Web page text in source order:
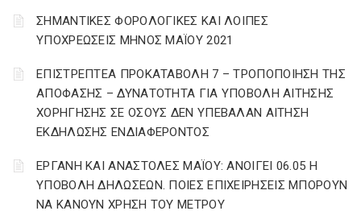
ΣΗΜΑΝΤΙΚΕΣ ΦΟΡΟΛΟΓΙΚΕΣ ΚΑΙ ΛΟΙΠΕΣ
ΥΠΟΧΡΕΩΣΕΙΣ ΜΗΝΟΣ ΜΑΪΟΥ 2021
ΕΠΙΣΤΡΕΠΤΕΑ ΠΡΟΚΑΤΑΒΟΛΗ 7 – ΤΡΟΠΟΠΟΙΗΣΗ ΤΗΣ
ΑΠΟΦΑΣΗΣ – ΔΥΝΑΤΟΤΗΤΑ ΓΙΑ ΥΠΟΒΟΛΗ ΑΙΤΗΣΗΣ
ΧΟΡΗΓΗΣΗΣ ΣΕ ΟΣΟΥΣ ΔΕΝ ΥΠΕΒΑΛΑΝ ΑΙΤΗΣΗ
ΕΚΔΗΛΩΣΗΣ ΕΝΔΙΑΦΕΡΟΝΤΟΣ
ΕΡΓΑΝΗ ΚΑΙ ΑΝΑΣΤΟΛΕΣ ΜΑΪΟΥ: ΑΝΟΙΓΕΙ 06.05 Η
ΥΠΟΒΟΛΗ ΔΗΛΩΣΕΩΝ. ΠΟΙΕΣ ΕΠΙΧΕΙΡΗΣΕΙΣ ΜΠΟΡΟΥΝ
ΝΑ ΚΑΝΟΥΝ ΧΡΗΣΗ ΤΟΥ ΜΕΤΡΟΥ